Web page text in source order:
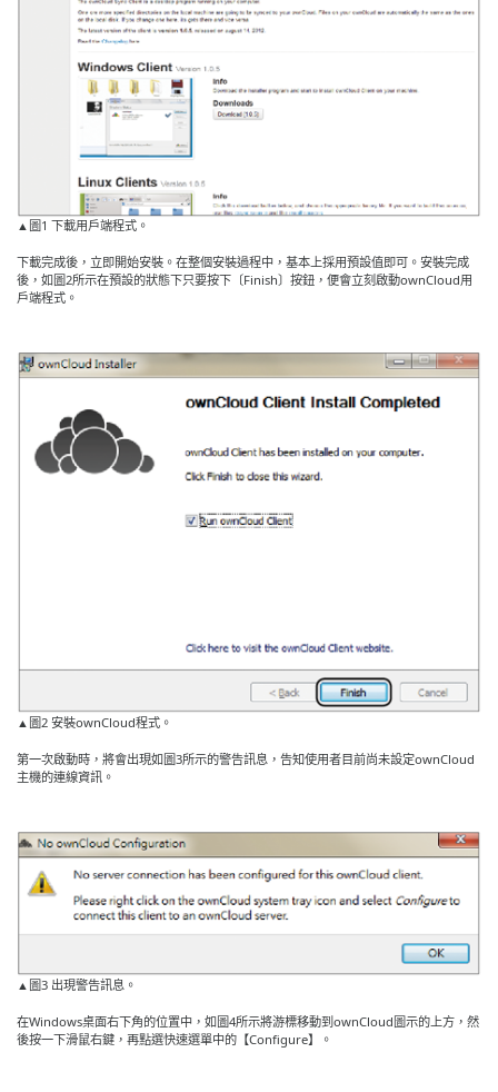
▲圖1 下載用戶端程式。
下載完成後，立即開始安裝。在整個安裝過程中，基本上採用預設值即可。安裝完成
後，如圖2所示在預設的狀態下只要按下〔Finish〕按鈕，便會立刻啟動ownCloud用
戶端程式。
▲圖2 安裝ownCloud程式。
第一次啟動時，將會出現如圖3所示的警告訊息，告知使用者目前尚未設定ownCloud
主機的連線資訊。
▲圖3 出現警告訊息。
在Windows桌面右下角的位置中，如圖4所示將游標移動到ownCloud圖示的上方，然
後按一下滑鼠右鍵，再點選快速選單中的【Configure】。